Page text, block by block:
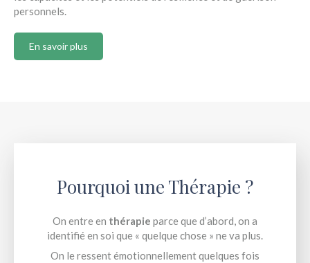
personnels.
En savoir plus
Pourquoi une Thérapie ?
On entre en thérapie parce que d’abord, on a
identifié en soi que « quelque chose » ne va plus.
On le ressent émotionnellement quelques fois